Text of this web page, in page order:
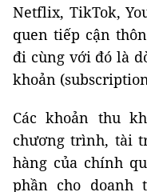
Netflix, TikTok,
quen tiếp cận
đi cùng với đó là
khoản
Các khoản thu
chương trình, tài
hàng của chính
phần cho doanh